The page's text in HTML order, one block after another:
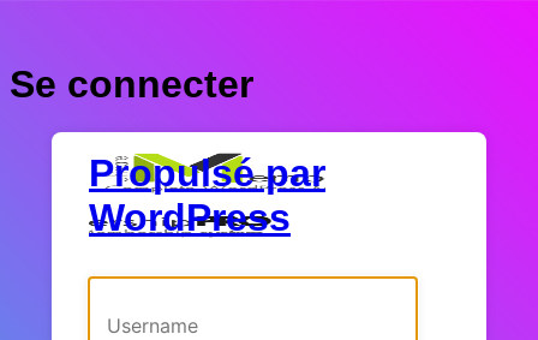
Se connecter
Propulsé par
WordPress